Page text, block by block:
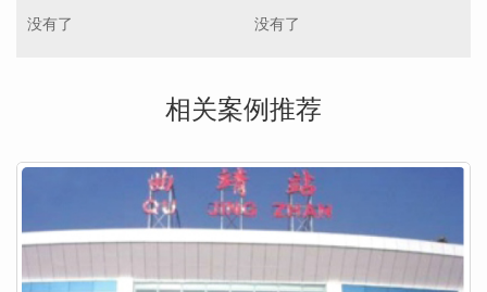
没有了 没有了
相关案例推荐